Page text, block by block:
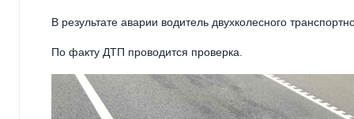
В результате аварии водитель двухколесного
По факту ДТП проводится проверка.